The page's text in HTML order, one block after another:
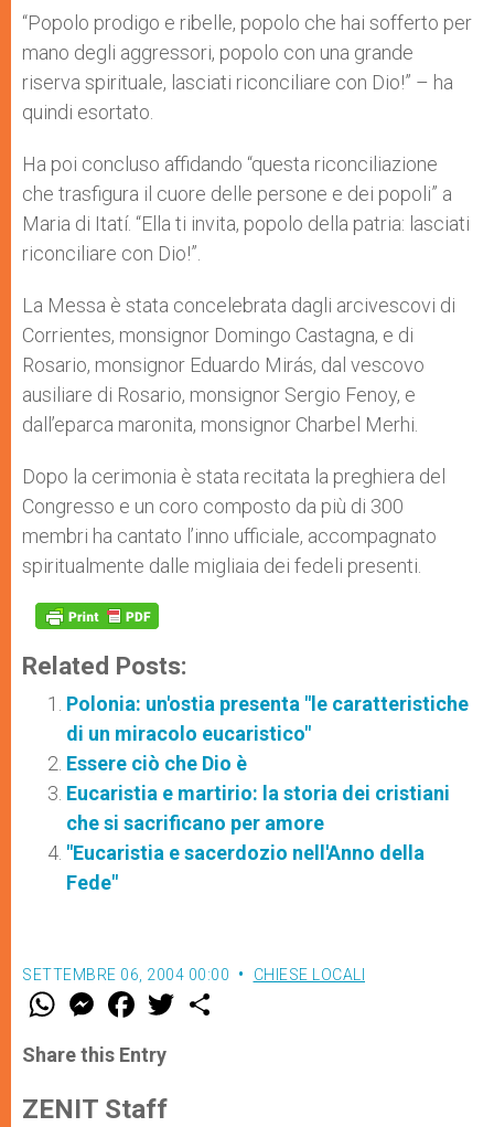
“Popolo prodigo e ribelle, popolo che hai sofferto per
mano degli aggressori, popolo con una grande
riserva spirituale, lasciati riconciliare con Dio!” – ha
quindi esortato.
Ha poi concluso affidando “questa riconciliazione
che trasfigura il cuore delle persone e dei popoli” a
Maria di Itatí. “Ella ti invita, popolo della patria: lasciati
riconciliare con Dio!”.
La Messa è stata concelebrata dagli arcivescovi di
Corrientes, monsignor Domingo Castagna, e di
Rosario, monsignor Eduardo Mirás, dal vescovo
ausiliare di Rosario, monsignor Sergio Fenoy, e
dall’eparca maronita, monsignor Charbel Merhi.
Dopo la cerimonia è stata recitata la preghiera del
Congresso e un coro composto da più di 300
membri ha cantato l’inno ufficiale, accompagnato
spiritualmente dalle migliaia dei fedeli presenti.
Related Posts:
Polonia: un'ostia presenta "le caratteristiche
di un miracolo eucaristico"
Essere ciò che Dio è
Eucaristia e martirio: la storia dei cristiani
che si sacrificano per amore
"Eucaristia e sacerdozio nell'Anno della
Fede"
SETTEMBRE 06, 2004 00:00 CHIESE LOCALI
W
t
s
p
p
M
e
s
e
g
e
F
a
e
b
o
k
w
Share this Entry
ZENIT Staff